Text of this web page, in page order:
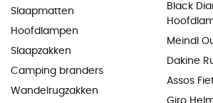
Slaapmatten
Hoofdlampen
Slaapzakken
Camping branders
Wandelrugzakken
Black
Meindl
Dakine
Assos
Giro